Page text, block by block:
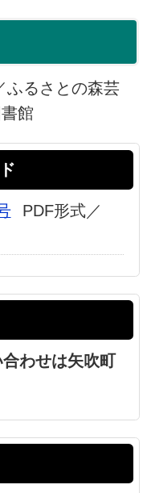
るさとの森芸
館
PDF形式／
わせは矢吹町